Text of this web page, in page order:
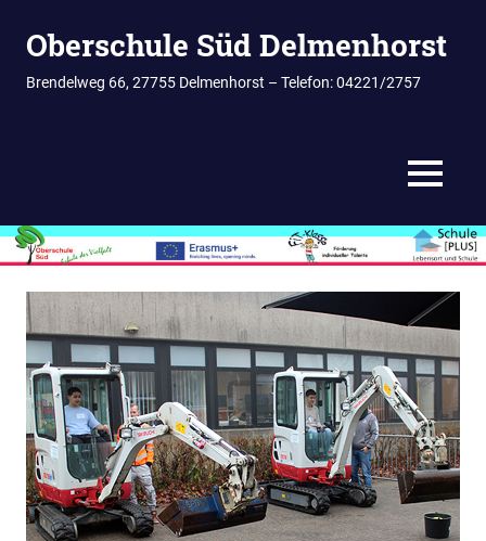
InhaltOberschule Süd Delmenhorst
Brendelweg 66, 27755 Delmenhorst – Telefon: 04221/2757
MENÜ